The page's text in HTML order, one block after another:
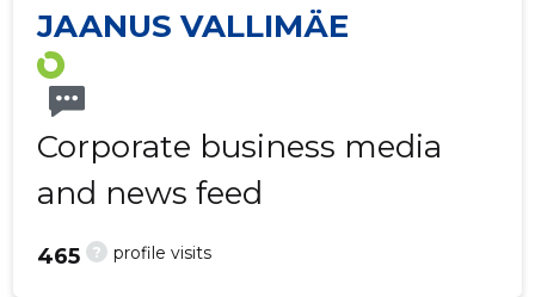
JAANUS VALLIMÄE
Corporate business media
and news feed
? profile visits
465